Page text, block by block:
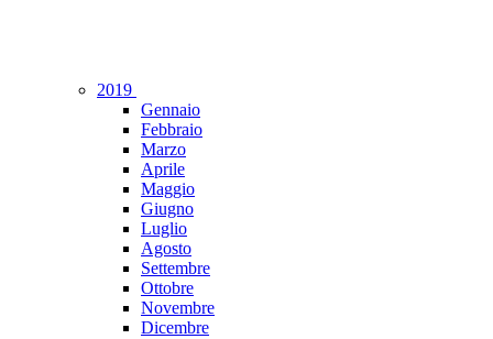
2019
Gennaio
Febbraio
Marzo
Aprile
Maggio
Giugno
Luglio
Agosto
Settembre
Ottobre
Novembre
Dicembre